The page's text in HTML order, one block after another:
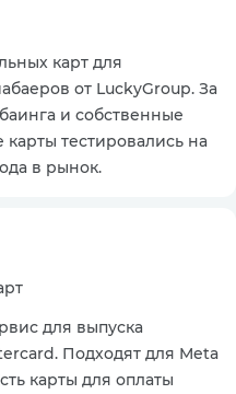
карт для
от LuckyGroup. За
и собственные
тестировались на
в рынок.
для выпуска
Подходят для Meta
карты для оплаты